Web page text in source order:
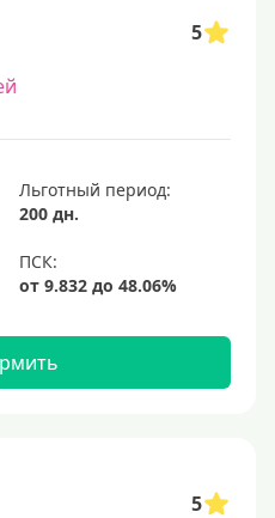
5
Льготный период:
200 дн.
5